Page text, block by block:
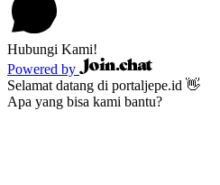
Hubungi Kami!
Powered by
Selamat datang di portaljepe.id 👋
Apa yang bisa kami bantu?